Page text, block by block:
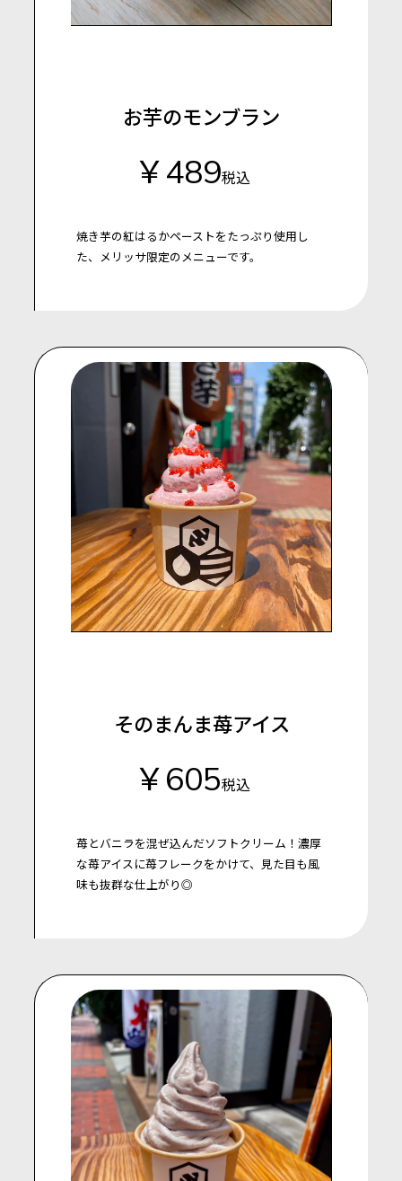
お芋のモンブラン
￥489税込
焼き芋の紅はるかペーストをたっぷり使用し
た、メリッサ限定のメニューです。
そのまんま苺アイス
￥605税込
苺とバニラを混ぜ込んだソフトクリーム！濃厚
な苺アイスに苺フレークをかけて、見た目も風
味も抜群な仕上がり◎